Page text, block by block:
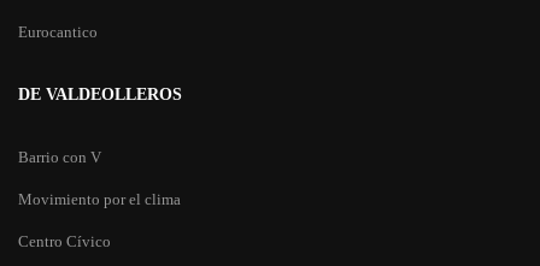
Eurocantico
DE VALDEOLLEROS
Barrio con V
Movimiento por el clima
Centro Cívico